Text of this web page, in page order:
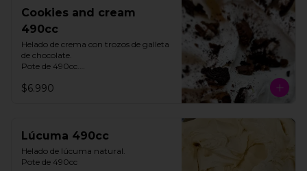
Cookies and cream
490cc
Helado de crema con trozos de galleta
de chocolate.
Pote de 490cc.
**FOTO REFERENCIAL**
$6.990
Lúcuma 490cc
Helado de lúcuma natural.
Pote de 490cc